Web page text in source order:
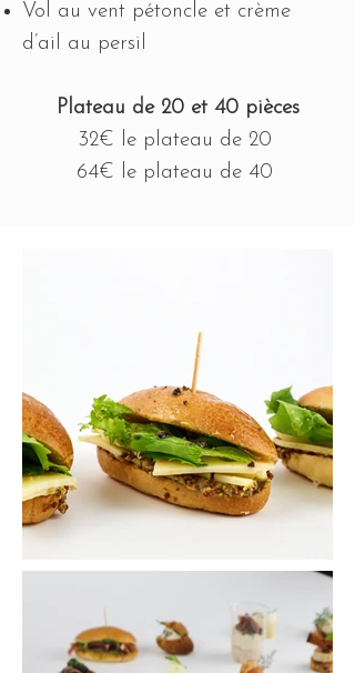
Vol au vent pétoncle et crème
d’ail au persil​
Plateau de 20 et 40 pièces
32€ le plateau de 20
64€ le plateau de 40